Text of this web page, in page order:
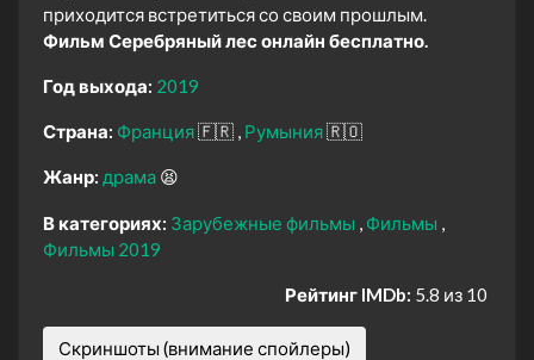
приходится встретиться со своим прошлым.
Фильм Серебряный лес онлайн бесплатно.
Год выхода: 2019
Страна: Франция🇫🇷 Румыния🇷🇴
Жанр: драма 😫
В категориях: Зарубежные фильмы
Фильмы
Фильмы 2019
Рейтинг IMDb: 5.8 из 10
Скриншоты (внимание спойлеры)